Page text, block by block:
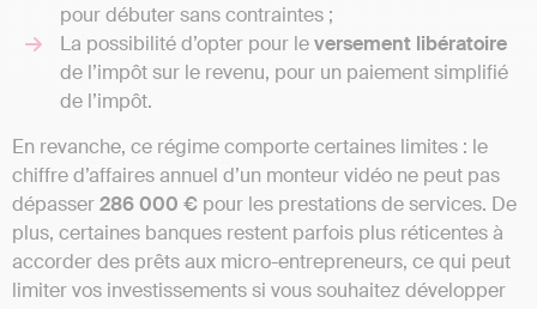
pour débuter sans contraintes ;
La possibilité d’opter pour leversement libératoire
de l’impôt sur le revenu, pour un paiement simplifié
de l’impôt.
En revanche, ce régime comporte certaines limites : le
chiffre d’affaires annuel d’un monteur vidéo ne peut pas
dépasser286 000 € pour les prestations de services. De
plus, certaines banques restent parfois plus réticentes à
accorder des prêts aux micro-entrepreneurs, ce qui peut
limiter vos investissements si vous souhaitez développer